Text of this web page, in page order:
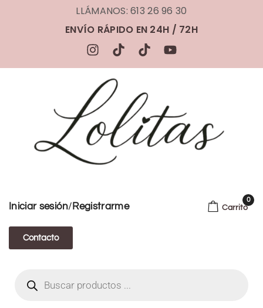
LLÁMANOS: 613 26 96 30
ENVÍO RÁPIDO EN 24H / 72H
Iniciar sesión/ Registrarme
Contacto
Carrito
0